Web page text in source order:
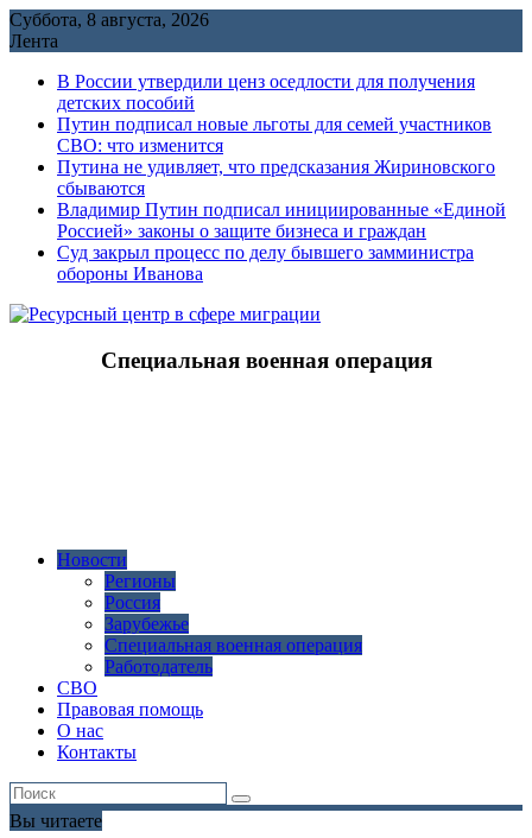
Перейти
к
Суббота, 8 августа, 2026
Лента
В России утвердили ценз оседлости для получения
детских пособий
Путин подписал новые льготы для семей участников
СВО: что изменится
Путина не удивляет, что предсказания Жириновского
сбываются
Владимир Путин подписал инициированные «Единой
Россией» законы о защите бизнеса и граждан
Cуд закрыл процесс по делу бывшего замминистра
обороны Иванова
Специальная военная операция
Новости
Регионы
Россия
Зарубежье
Специальная военная операция
Работодатель
СВО
Правовая помощь
О нас
Контакты
Вы читаете